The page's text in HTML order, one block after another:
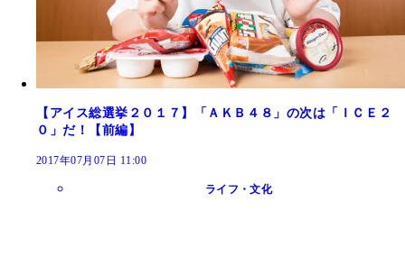
【アイス総選挙２０１７】「ＡＫＢ４８」の次は「ＩＣＥ２
０」だ！【前編】
2017年07月07日 11:00
ライフ・文化